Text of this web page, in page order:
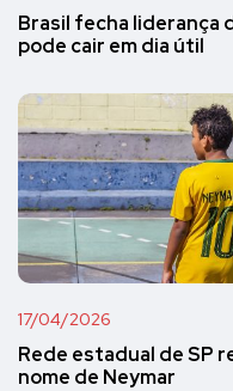
Brasil fecha liderança
pode cair em dia útil
17/04/2026
Rede estadual de SP
nome de Neymar